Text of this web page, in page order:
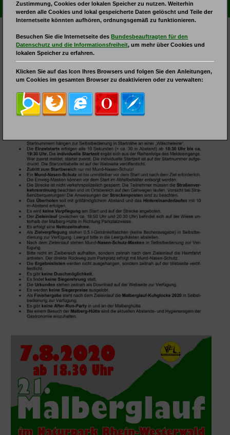
Zustimmung, Cookies oder lokalen Speicher zu nutzen. Weiterhin
werden alle Cookies und lokal gespeicherte Daten gelöscht und Teile der
Internetseite könnten aufhören, ordnungsgemäß zu funktionieren.
Besuchen Sie die Internetseite desBundesbeauftragten für den
Datenschutz und die Informationsfreiheit, um mehr über Cookies und
lokalen Speicher zu erfahren.
Klicken Sie auf das Icon Ihres Browsers und folgen Sie den Anleitungen,
um Cookies im gesamten Browser zu deaktivieren oder zu verwalten: